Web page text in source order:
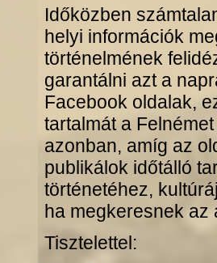
Időközben
helyi információk
történelmének
garantálni azt a
Facebook oldalak,
tartalmát a
azonban, amíg az
publikálok időtálló
történetéhez,
ha megkeresnek az
Tisztelettel: